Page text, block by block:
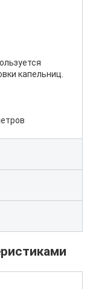
капельниц.